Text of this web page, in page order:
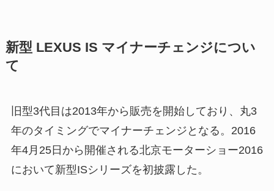
新型 LEXUS IS マイナーチェンジについ
て
旧型3代目は2013年から販売を開始しており、丸3
年のタイミングでマイナーチェンジとなる。2016
年4月25日から開催される北京モーターショー2016
において新型ISシリーズを初披露した。